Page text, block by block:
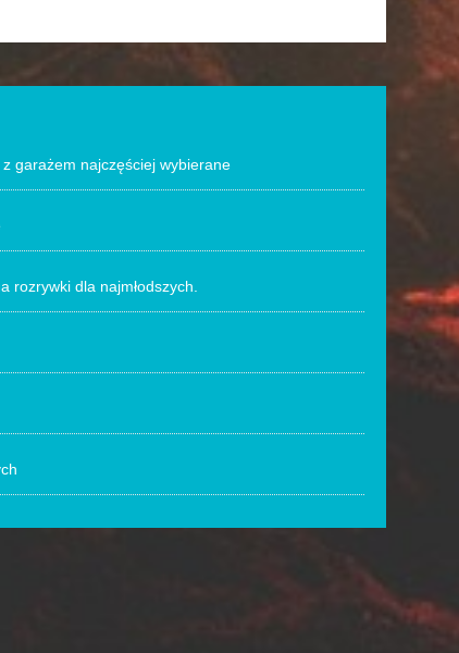
garażem najczęściej wybierane
rozrywki dla najmłodszych.